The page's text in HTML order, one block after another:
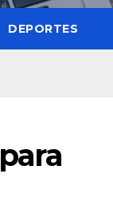
DEPORTES